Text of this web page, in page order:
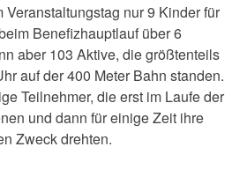
Veranstaltungstag nur 9 Kinder für
Benefizhauptlauf über 6
aber 103 Aktive, die größtenteils
auf der 400 Meter Bahn standen.
Teilnehmer, die erst im Laufe der
und dann für einige Zeit ihre
Zweck drehten.